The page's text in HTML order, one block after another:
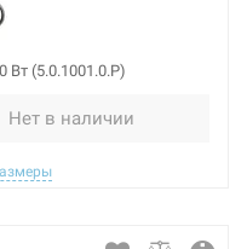
Вт (5.0.1001.0.Р)
Нет в наличии